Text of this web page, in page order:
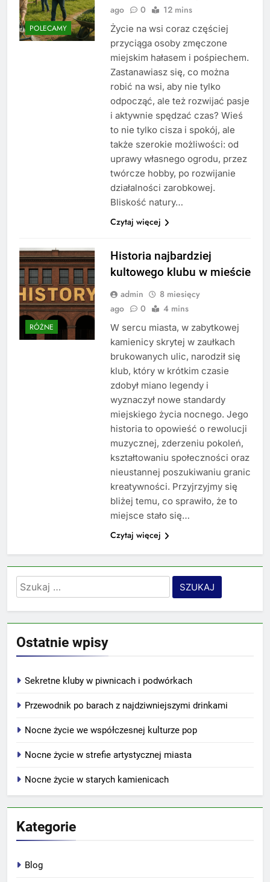
POLECAMY
ago
0 12 mins
Życie na wsi coraz częściej
przyciąga osoby zmęczone
miejskim hałasem i pośpiechem.
Zastanawiasz się, co można
robić na wsi, aby nie tylko
odpocząć, ale też rozwijać pasje
i aktywnie spędzać czas? Wieś
to nie tylko cisza i spokój, ale
także szerokie możliwości: od
uprawy własnego ogrodu, przez
twórcze hobby, po rozwijanie
działalności zarobkowej.
Bliskość natury…
Czytaj więcej
RÓŻNE
Historia najbardziej
kultowego klubu w mieście
admin
8 miesięcy
ago
0 4 mins
W sercu miasta, w zabytkowej
kamienicy skrytej w zaułkach
brukowanych ulic, narodził się
klub, który w krótkim czasie
zdobył miano legendy i
wyznaczył nowe standardy
miejskiego życia nocnego. Jego
historia to opowieść o rewolucji
muzycznej, zderzeniu pokoleń,
kształtowaniu społeczności oraz
nieustannej poszukiwaniu granic
kreatywności. Przyjrzyjmy się
bliżej temu, co sprawiło, że to
miejsce stało się…
Czytaj więcej
Szukaj:
Ostatnie wpisy
Sekretne kluby w piwnicach i podwórkach
Przewodnik po barach z najdziwniejszymi drinkami
Nocne życie we współczesnej kulturze pop
Nocne życie w strefie artystycznej miasta
Nocne życie w starych kamienicach
Kategorie
Blog